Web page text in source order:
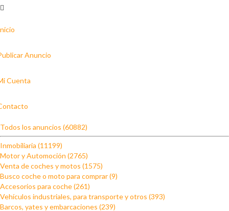
Anuncio
Cuenta
Todos los anuncios (60882)
Inmobiliaria (11199)
Motor y Automoción (2765)
Venta de coches y motos (1575)
Busco coche o moto para comprar (9)
Accesorios para coche (261)
Vehículos industriales, para transporte y otros (393)
Barcos, yates y embarcaciones (239)